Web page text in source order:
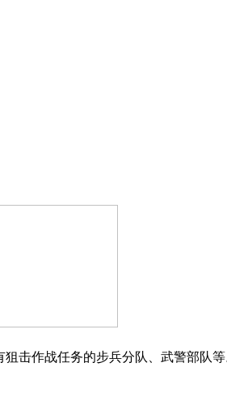
击作战任务的步兵分队、武警部队